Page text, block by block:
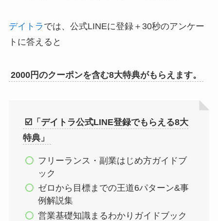
デイトラ では、公式LINEに登録＋30秒のアンケー
トに答えると
2000円のクーポンを含む8大特典がもらえます。
☑️「デイトラ公式LINE登録でもらえる8大
特典」
フリーランス・副業はじめ方ガイドブ
ック
ゼロから目標までの王道6パターン&事
例解説集
営業基礎知識まるわかりガイドブック